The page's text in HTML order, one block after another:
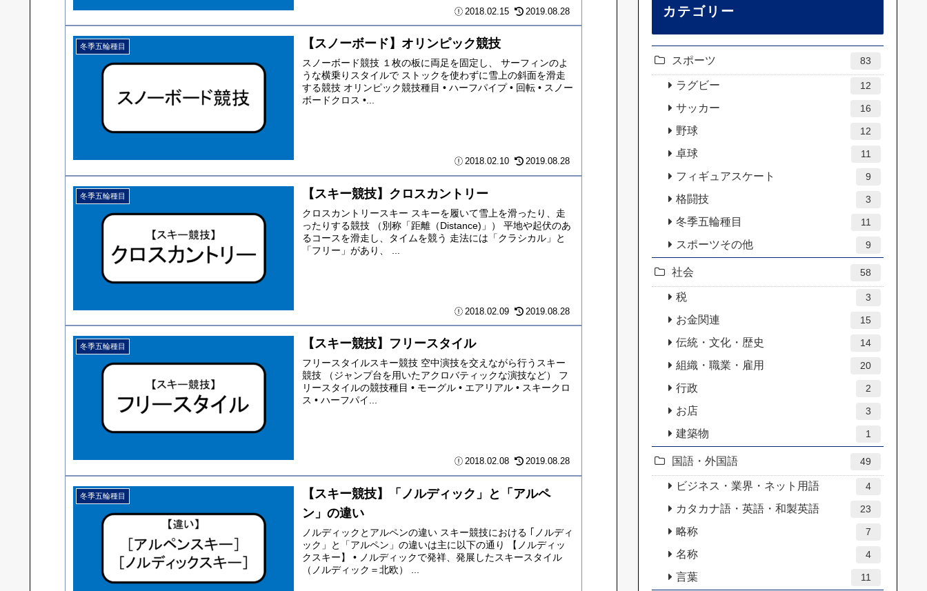
2018.02.15 2019.08.28
冬季五輪種目 【スノーボード】オリンピック競技
スノーボード競技 １枚の板に両足を固定し、 サーフィンのよ
うな横乗りスタイルで ストックを使わずに雪上の斜面を滑走
する競技 オリンピック競技種目 • ハーフパイプ • 回転 • スノー
ボードクロス •...
2018.02.10 2019.08.28
冬季五輪種目 【スキー競技】クロスカントリー
クロスカントリースキー スキーを履いて雪上を滑ったり、走
ったりする競技 （別称「距離（Distance)」） 平地や起伏のあ
るコースを滑走し、タイムを競う 走法には「クラシカル」と
「フリー」があり、 ...
2018.02.09 2019.08.28
冬季五輪種目 【スキー競技】フリースタイル
フリースタイルスキー競技 空中演技を交えながら行うスキー
競技 （ジャンプ台を用いたアクロバティックな演技など） フ
リースタイルの競技種目 • モーグル • エアリアル • スキークロ
ス • ハーフパイ...
2018.02.08 2019.08.28
冬季五輪種目
【スキー競技】「ノルディック」と「アルペ
ン」の違い
ノルディックとアルペンの違い スキー競技における ｢ノルディ
ック」と「アルペン」の違いは主に以下の通り 【ノルディッ
クスキー】 • ノルディックで発祥、発展したスキースタイル
（ノルディック＝北欧） ...
カテゴリー
スポーツ 83
ラグビー 12
サッカー 16
野球 12
卓球 11
フィギュアスケート 9
格闘技 3
冬季五輪種目 11
スポーツその他 9
社会 58
税 3
お金関連 15
伝統・文化・歴史 14
組織・職業・雇用 20
行政 2
お店 3
建築物 1
国語・外国語 49
ビジネス・業界・ネット用語 4
カタカナ語・英語・和製英語 23
略称 7
名称 4
言葉 11